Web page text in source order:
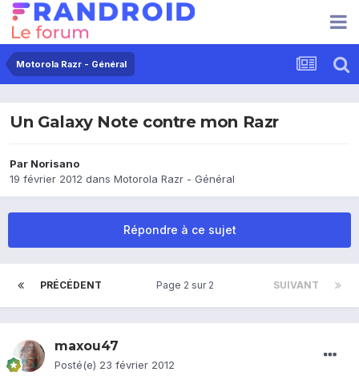
Motorola Razr - Général
Un Galaxy Note contre mon Razr
Par Norisano
19 février 2012 dans Motorola Razr - Général
Répondre à ce sujet
PRÉCÉDENT SUIVANT
Page 2 sur 2
maxou47
Posté(e) 23 février 2012